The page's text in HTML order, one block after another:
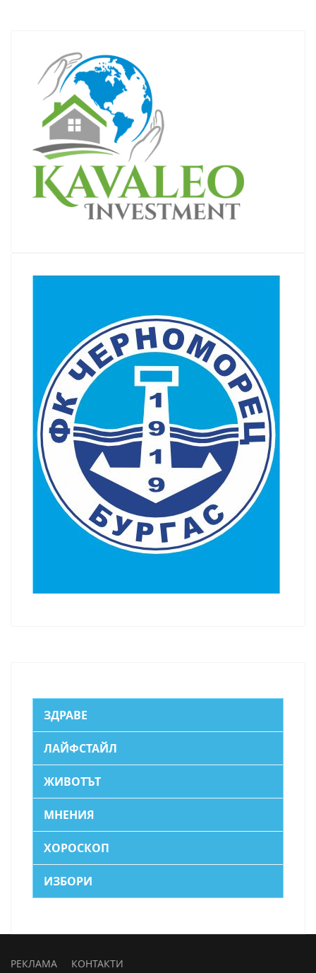
ЗДРАВЕ
ЛАЙФСТАЙЛ
ЖИВОТЪТ
МНЕНИЯ
ХОРОСКОП
ИЗБОРИ
РЕКЛАМА КОНТАКТИ